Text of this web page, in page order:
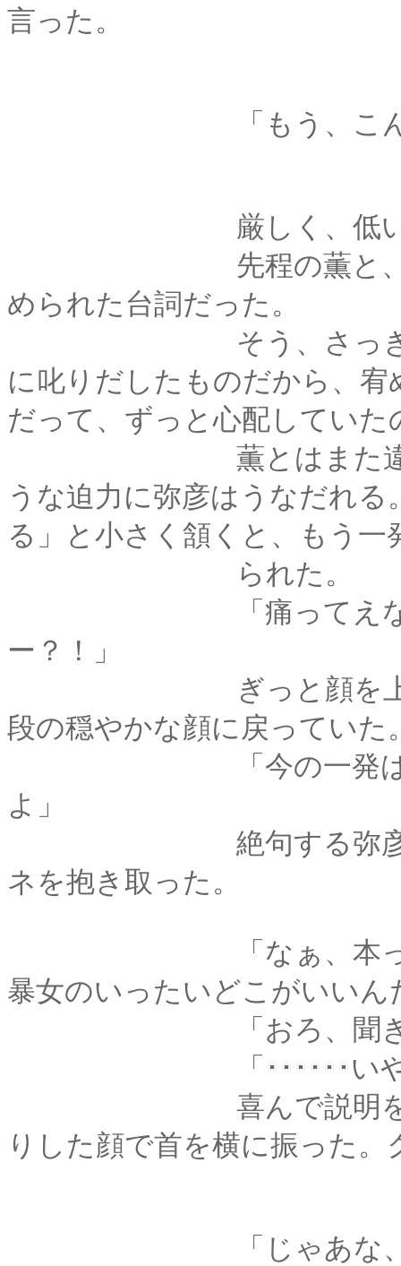
言った。
「もう、こんな真
厳しく、低い
先程の薫と、それは
められた台詞だった。
そう、さっきは薫が
に叱りだしたものだから、
だって、ずっと心配していた
薫とはまた違った、
うな迫力に弥彦はうなだれ
る」と小さく頷くと、もう一
られた。
「痛ってえな！ わ
ー？！」
ぎっと顔を上げて抗
段の穏やかな顔に戻っていた
「今の一発は、薫殿
よ」
絶句する弥彦の手か
ネを抱き取った。
「なぁ、本っ気で不
暴女のいったいどこがいいん
「おろ、聞きたい
「･･････いや、
喜んで説明を始めそ
りした顔で首を横に振った
「じゃあな、ク